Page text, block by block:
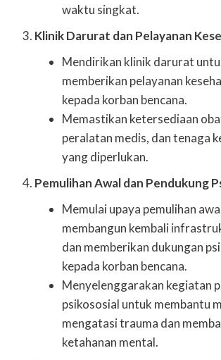
waktu singkat.
3. Klinik Darurat dan Pelayanan
Mendirikan klinik darurat
memberikan pelayanan
kepada korban bencana.
Memastikan ketersediaan
peralatan medis, dan tenaga
yang diperlukan.
4. Pemulihan Awal dan Pendukung
Memulai upaya pemulihan
membangun kembali
dan memberikan dukungan
kepada korban bencana.
Menyelenggarakan kegiatan
psikososial untuk membantu
mengatasi trauma dan
ketahanan mental.